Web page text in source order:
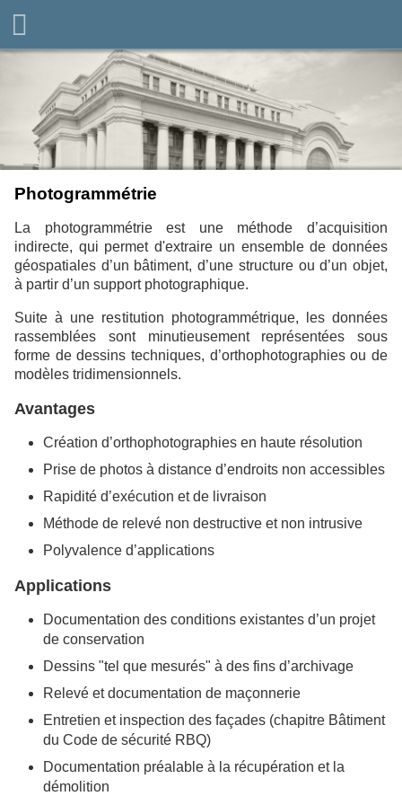
Photogrammétrie
La photogrammétrie est une méthode d’acquisition
indirecte, qui permet d'extraire un ensemble de données
géospatiales d’un bâtiment, d’une structure ou d’un objet,
à partir d’un support photographique.
Suite à une restitution photogrammétrique, les données
rassemblées sont minutieusement représentées sous
forme de dessins techniques, d’orthophotographies ou de
modèles tridimensionnels.
Avantages
Création d’orthophotographies en haute résolution
Prise de photos à distance d’endroits non accessibles
Rapidité d’exécution et de livraison
Méthode de relevé non destructive et non intrusive
Polyvalence d’applications
Applications
Documentation des conditions existantes d’un projet
de conservation
Dessins "tel que mesurés" à des fins d’archivage
Relevé et documentation de maçonnerie
Entretien et inspection des façades (chapitre Bâtiment
du Code de sécurité RBQ)
Documentation préalable à la récupération et la
démolition